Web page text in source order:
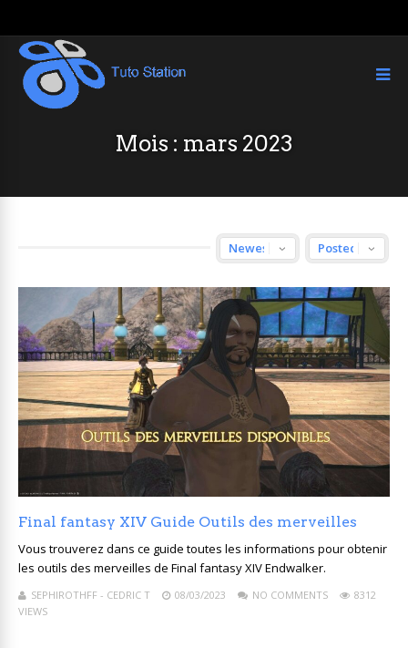
Mois : mars 2023
Final fantasy XIV Guide Outils des merveilles
Vous trouverez dans ce guide toutes les informations pour obtenir
les outils des merveilles de Final fantasy XIV Endwalker.
SEPHIROTHFF - CEDRIC T 08/03/2023 NO COMMENTS
8312
VIEWS